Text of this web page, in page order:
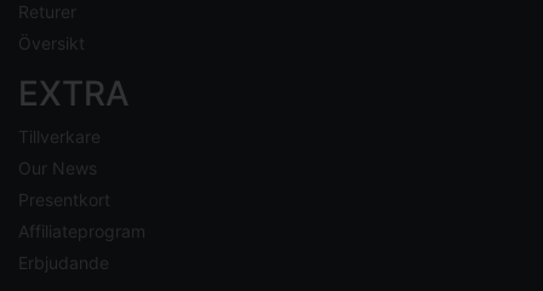
Returer
Översikt
EXTRA
Tillverkare
Our News
Presentkort
Affiliateprogram
Erbjudande